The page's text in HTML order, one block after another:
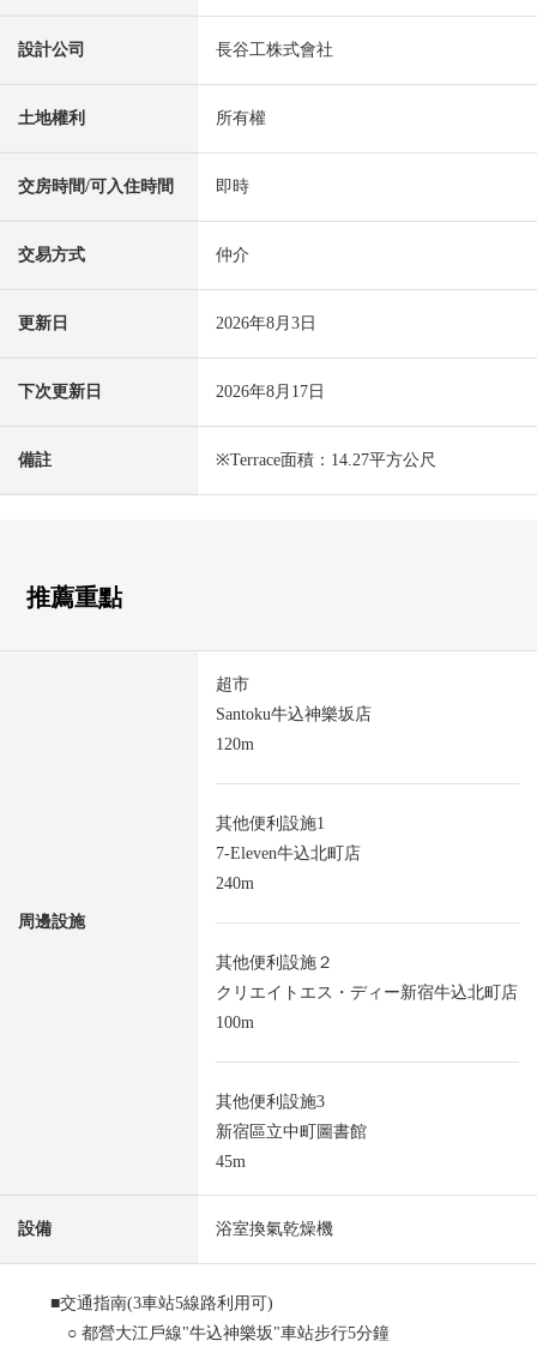
設計公司 長谷工株式會社
土地權利 所有權
交房時間/可入住時間 即時
交易方式 仲介
更新日 2026年8月3日
下次更新日 2026年8月17日
備註 ※Terrace面積：14.27平方公尺
推薦重點
周邊設施
超市
Santoku牛込神樂坂店
120m
其他便利設施1
7-Eleven牛込北町店
240m
其他便利設施２
クリエイトエス・ディー新宿牛込北町店
100m
其他便利設施3
新宿區立中町圖書館
45m
設備 浴室換氣乾燥機
■交通指南(3車站5線路利用可)
○ 都營大江戶線"牛込神樂坂"車站步行5分鐘